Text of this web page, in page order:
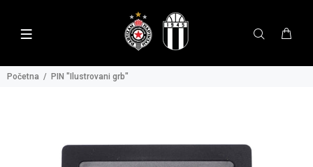
Početna PIN "Ilustrovani grb"